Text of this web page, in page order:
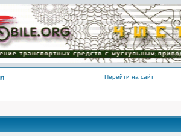
Перейти на сайт